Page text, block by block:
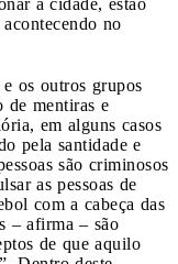
no
os outros grupos
de mentiras e
em alguns casos
pela santidade e
são criminosos
as pessoas de
com a cabeça das
– afirma – são
de que aquilo